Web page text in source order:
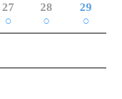
27
○
28
○
29
○